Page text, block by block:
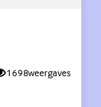
1698weergaves